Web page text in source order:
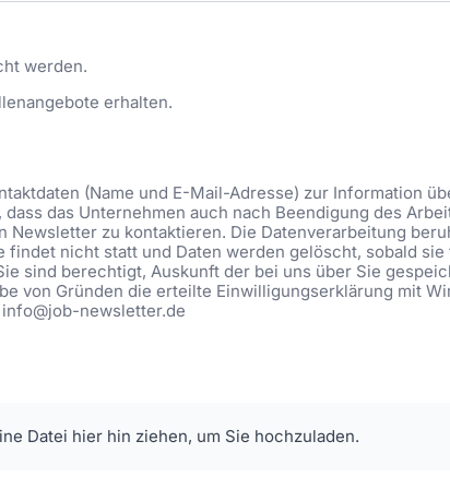
werden.
erhalten.
(Name und E-Mail-Adresse) zur Information
das Unternehmen auch nach Beendigung des
zu kontaktieren. Die Datenverarbeitung
findet nicht statt und Daten werden gelöscht, sobald
sind berechtigt, Auskunft der bei uns über Sie
von Gründen die erteilte Einwilligungserklärung mit
newsletter.de
Datei hier hin ziehen, um Sie hochzuladen.